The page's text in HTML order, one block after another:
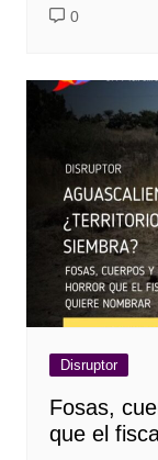
0
Disruptor
Fosas,
que el